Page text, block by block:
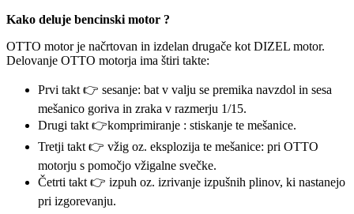
Kako deluje bencinski motor ?
OTTO motor je načrtovan in izdelan drugače kot DIZEL motor.
Delovanje OTTO motorja ima štiri takte:
Prvi takt 👉 sesanje: bat v valju se premika navzdol in sesa
mešanico goriva in zraka v razmerju 1/15.
Drugi takt 👉komprimiranje : stiskanje te mešanice.
Tretji takt 👉 vžig oz. eksplozija te mešanice: pri OTTO
motorju s pomočjo vžigalne svečke.
Četrti takt 👉 izpuh oz. izrivanje izpušnih plinov, ki nastanejo
pri izgorevanju.